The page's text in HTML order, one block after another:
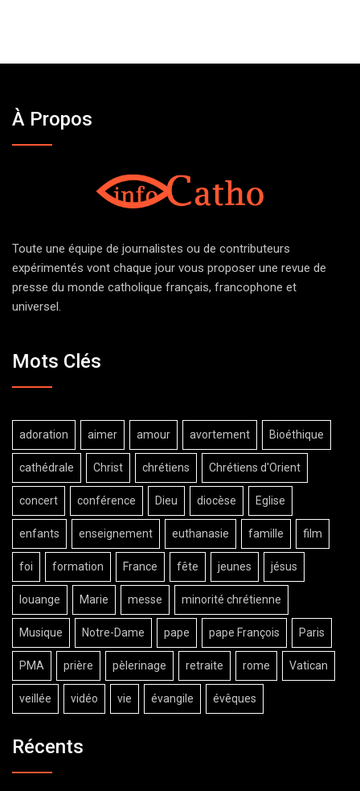
À Propos
Toute une équipe de journalistes ou de contributeurs
expérimentés vont chaque jour vous proposer une revue de
presse du monde catholique français, francophone et
universel.
Mots Clés
adoration aimer amour avortement Bioéthique
cathédrale Christ chrétiens Chrétiens d'Orient
concert conférence Dieu diocèse Eglise
enfants enseignement euthanasie famille film
foi formation France fête jeunes jésus
louange Marie messe minorité chrétienne
Musique Notre-Dame pape pape François Paris
PMA prière pèlerinage retraite rome Vatican
veillée vidéo vie évangile évêques
Récents